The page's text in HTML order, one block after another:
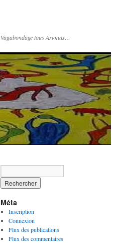
Vagabondage tous Azimuts…
Méta
Inscription
Connexion
Flux des publications
Flux des commentaires